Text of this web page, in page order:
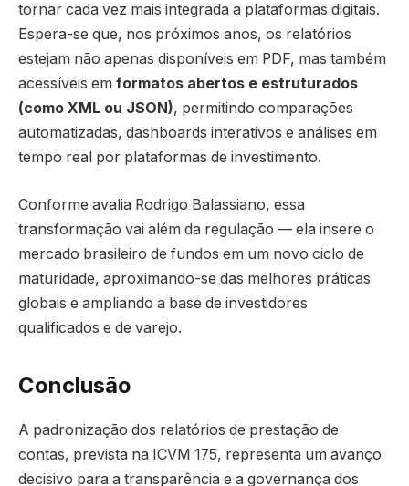
tornar cada vez mais integrada a plataformas digitais.
Espera-se que, nos próximos anos, os relatórios
estejam não apenas disponíveis em PDF, mas também
acessíveis em formatos abertos e estruturados
(como XML ou JSON), permitindo comparações
automatizadas, dashboards interativos e análises em
tempo real por plataformas de investimento.
Conforme avalia Rodrigo Balassiano, essa
transformação vai além da regulação — ela insere o
mercado brasileiro de fundos em um novo ciclo de
maturidade, aproximando-se das melhores práticas
globais e ampliando a base de investidores
qualificados e de varejo.
Conclusão
A padronização dos relatórios de prestação de
contas, prevista na ICVM 175, representa um avanço
decisivo para a transparência e a governança dos